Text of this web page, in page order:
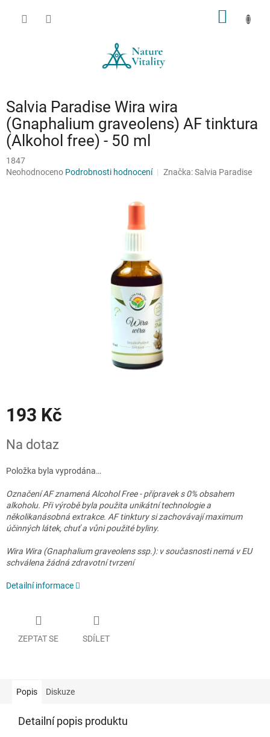
Salvia Paradise Wira wira
(Gnaphalium graveolens) AF tinktura
(Alkohol free) - 50 ml
1847
Průměrné
Neohodnoceno Podrobnosti hodnocení Značka:Salvia Paradise
193 Kč
cena:
Na dotaz
Položka byla vyprodána…
Označení AF znamená Alcohol Free - přípravek s 0% obsahem
alkoholu. Při výrobě byla použita unikátní technologie a
několikanásobná extrakce. AF tinktury si zachovávají maximum
účinných látek, chuť a vůni použité byliny.
Wira Wira (Gnaphalium graveolens ssp.): v současnosti nemá v EU
schválena žádná zdravotní tvrzení
Detailní informace
ZEPTAT SE SDÍLET
Popis Diskuze
Detailní popis produktu